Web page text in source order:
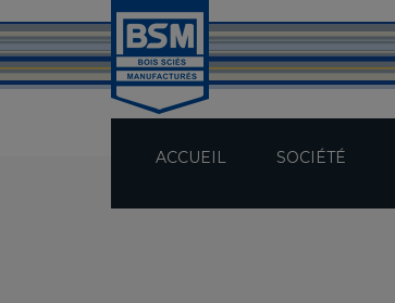
ACCUEIL SOCIÉTÉ